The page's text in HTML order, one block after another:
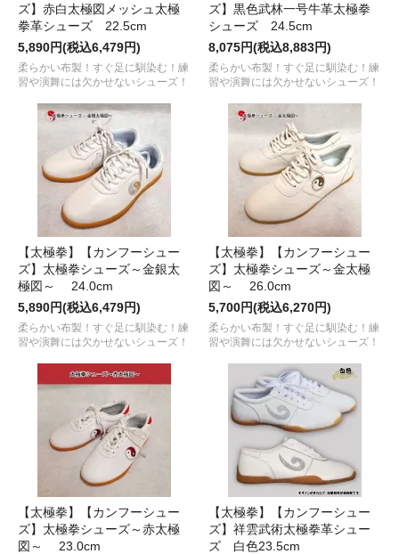
ズ】赤白太極図メッシュ太極
拳革シューズ 22.5cm
5,890円(税込6,479円)
柔らかい布製！すぐ足に馴染む！練
習や演舞には欠かせないシューズ！
ズ】黒色武林一号牛革太極拳
シューズ 24.5cm
8,075円(税込8,883円)
柔らかい布製！すぐ足に馴染む！練
習や演舞には欠かせないシューズ！
【太極拳】【カンフーシュー
ズ】太極拳シューズ～金銀太
極図～ 24.0cm
5,890円(税込6,479円)
柔らかい布製！すぐ足に馴染む！練
習や演舞には欠かせないシューズ！
【太極拳】【カンフーシュー
ズ】太極拳シューズ～金太極
図～ 26.0cm
5,700円(税込6,270円)
柔らかい布製！すぐ足に馴染む！練
習や演舞には欠かせないシューズ！
【太極拳】【カンフーシュー
ズ】太極拳シューズ～赤太極
図～ 23.0cm
【太極拳】【カンフーシュー
ズ】祥雲武術太極拳革シュー
ズ 白色23.5cm